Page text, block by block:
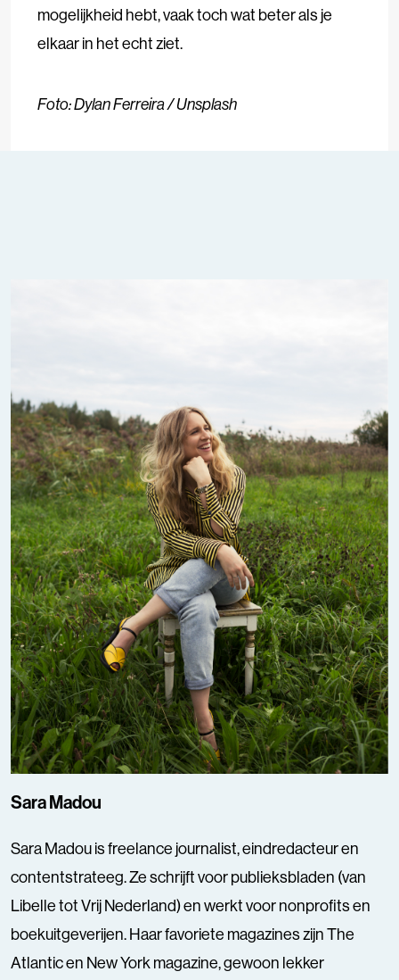
mogelijkheid hebt, vaak toch wat beter als je
elkaar in het echt ziet.
Foto: Dylan Ferreira / Unsplash
Sara Madou
Sara Madou is freelance journalist, eindredacteur en
contentstrateeg. Ze schrijft voor publieksbladen (van
Libelle tot Vrij Nederland) en werkt voor nonprofits en
boekuitgeverijen. Haar favoriete magazines zijn The
Atlantic en New York magazine, gewoon lekker